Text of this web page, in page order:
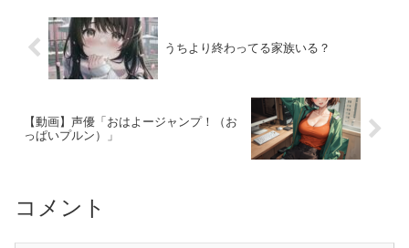
うちより終わってる家族いる？
【動画】声優「おはよージャンプ！（お
っぱいプルン）」
コメント